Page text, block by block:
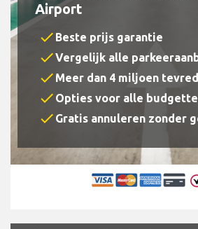
Airport
check Beste prijs garantie
checkVergelijk alle
check Meer dan 4 miljoen
check Opties voor alle
check Gratis annuleren zonder